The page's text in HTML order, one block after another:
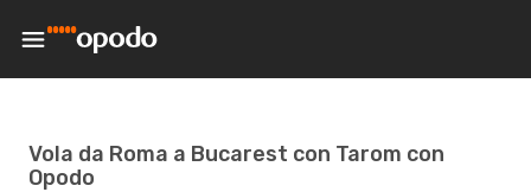
Vola da Roma a Bucarest con Tarom con
Opodo